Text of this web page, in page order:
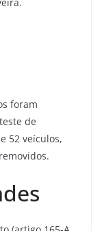
foram
de
52 veículos,